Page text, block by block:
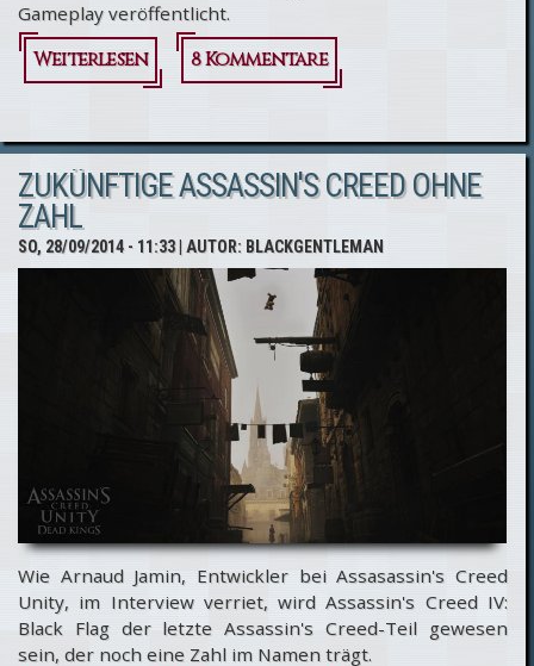
Gameplay veröffentlicht.
Weiterlesen
über
Creed
Rogue:
Gameplay
-Video
8 Kommentare
ZUKÜNFTIGE ASSASSIN'S CREED OHNE
ZAHL
SO, 28/09/2014 - 11:33| AUTOR: BLACKGENTLEMAN
Wie Arnaud Jamin, Entwickler bei Assasassin's Creed
Unity, im Interview verriet, wird Assassin's Creed IV:
Black Flag der letzte Assassin's Creed-Teil gewesen
sein, der noch eine Zahl im Namen trägt.